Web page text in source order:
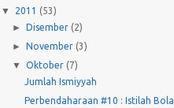
▼ 2011 (53)
►Disember (2)
►November (3)
▼Oktober (7)
Jumlah Ismiyyah
Perbendaharaan #10 : Istilah Bola